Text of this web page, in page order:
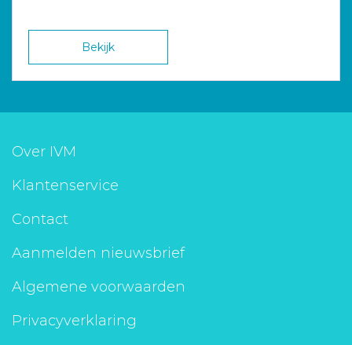
Bekijk
Over IVM
Klantenservice
Contact
Aanmelden nieuwsbrief
Algemene voorwaarden
Privacyverklaring